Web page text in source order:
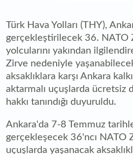
Türk Hava Yolları (THY),
gerçekleştirilecek 36. NATO
yolcularını yakından
Zirve nedeniyle
aksaklıklara karşı Ankara
aktarmalı uçuşlarda ücretsiz
hakkı tanındığı duyuruldu.
Ankara'da 7-8 Temmuz
gerçekleşecek 36'ncı NATO
uçuşlarda yaşanacak